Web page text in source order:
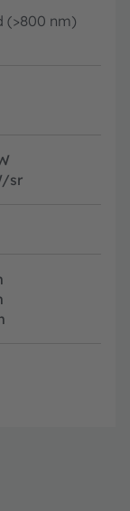
(>800 nm)
sr